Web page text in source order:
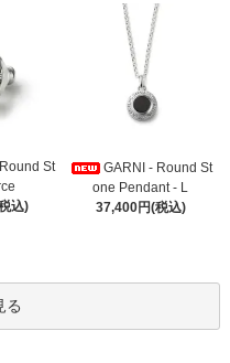
St
込)
GARNI - Round St
one Pendant - L
37,400円(税込)
る